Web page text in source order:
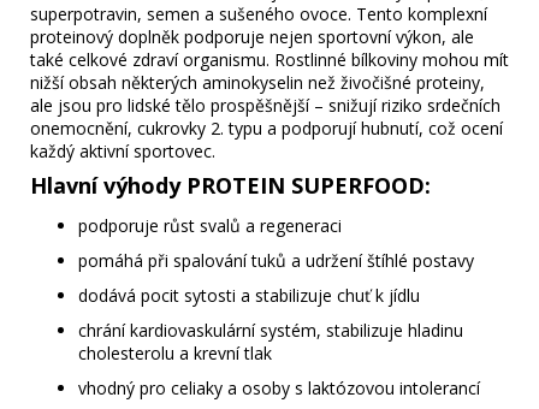
superpotravin, semen a sušeného ovoce. Tento komplexní
proteinový doplněk podporuje nejen sportovní výkon, ale
také celkové zdraví organismu. Rostlinné bílkoviny mohou mít
nižší obsah některých aminokyselin než živočišné proteiny,
ale jsou pro lidské tělo prospěšnější – snižují riziko srdečních
onemocnění, cukrovky 2. typu a podporují hubnutí, což ocení
každý aktivní sportovec.
Hlavní výhody PROTEIN SUPERFOOD:
podporuje růst svalů a regeneraci
pomáhá při spalování tuků a udržení štíhlé postavy
dodává pocit sytosti a stabilizuje chuť k jídlu
chrání kardiovaskulární systém, stabilizuje hladinu
cholesterolu a krevní tlak
vhodný pro celiaky a osoby s laktózovou intolerancí